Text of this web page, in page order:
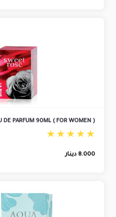
DE PARFUM 90ML ( FOR WOMEN )
8.000 دينار